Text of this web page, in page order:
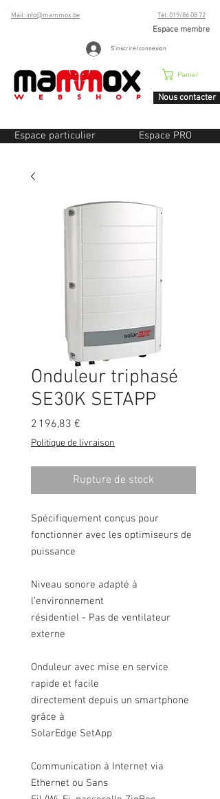
Mail: info@mammox.be Tél: 019/86 08 72
Espace membre
S'inscrire/connexion
Panier
Nous contacter
Espace particulier Espace PRO
Onduleur triphasé
SE30K SETAPP
2 196,83 €
Politique de livraison
Rupture de stock
Spécifiquement conçus pour
fonctionner avec les optimiseurs de
puissance
Niveau sonore adapté à
l’environnement
résidentiel - Pas de ventilateur
externe
Onduleur avec mise en service
rapide et facile
directement depuis un smartphone
grâce à
SolarEdge SetApp
Communication à Internet via
Ethernet ou Sans